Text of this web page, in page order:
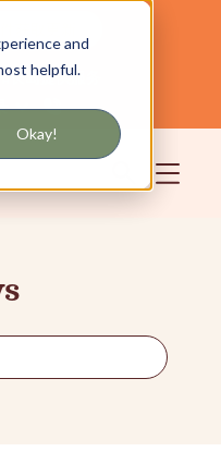
and
helpful.
Okay!
长岛提供服务